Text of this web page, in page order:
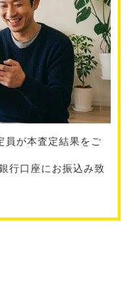
員が本査定結果をご
行口座にお振込み致